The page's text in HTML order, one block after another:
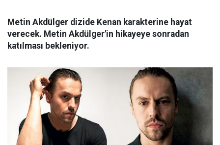
Metin Akdülger dizide Kenan karakterine hayat
verecek. Metin Akdülger'in hikayeye sonradan
katılması bekleniyor.